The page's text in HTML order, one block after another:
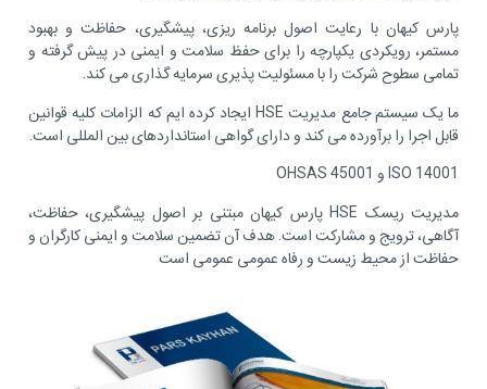
پارس کیهان با رعایت اصول برنامه ریزی، پیشگیری، حفاظت و بهبود
مستمر، رویکردی یکپارچه را برای حفظ سلامت و ایمنی در پیش گرفته و
تمامی سطوح شرکت را با مسئولیت پذیری سرمایه گذاری می کند.
ما یک سیستم جامع مدیریت HSE ایجاد کرده ایم که الزامات کلیه قوانین
قابل اجرا را برآورده می کند و دارای گواهی استانداردهای بین المللی است.
ISO 14001 و OHSAS 45001
مدیریت ریسک HSE پارس کیهان مبتنی بر اصول پیشگیری، حفاظت،
آگاهی، ترویج و مشارکت است. هدف آن تضمین سلامت و ایمنی کارگران و
حفاظت از محیط زیست و رفاه عمومی عمومی است